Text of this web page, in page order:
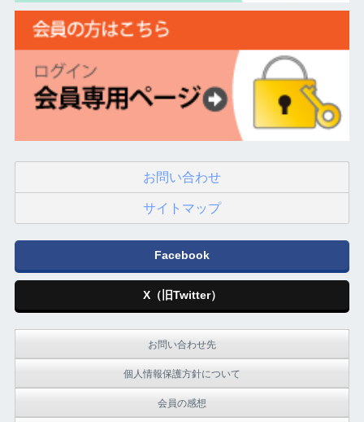
お問い合わせ
サイトマップ
Facebook
X（旧Twitter）
お問い合わせ先
個人情報保護方針について
会員の感想